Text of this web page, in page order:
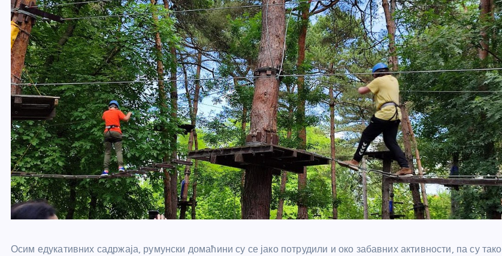
Осим едукативних садржаја, румунски домаћини су се јако потрудили и око забавних активности, па су тако